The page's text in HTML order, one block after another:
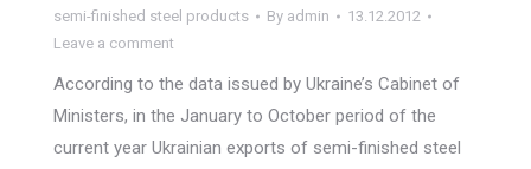
semi-finished steel products By admin
13.12.2012
Leave a comment
According to the data issued by Ukraine’s Cabinet of
Ministers, in the January to October period of the
current year Ukrainian exports of semi-finished steel